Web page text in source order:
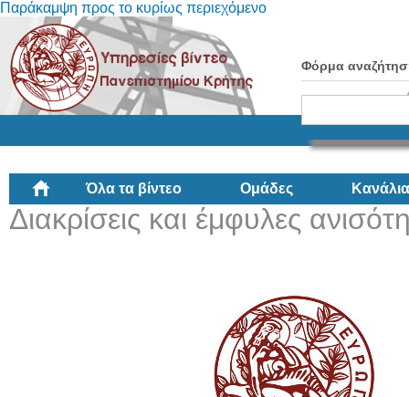
Παράκαμψη προς το κυρίως περιεχόμενο
Φόρμα
Όλα τα βίντεο Ομάδες Κανάλια
Διακρίσεις και έμφυλες